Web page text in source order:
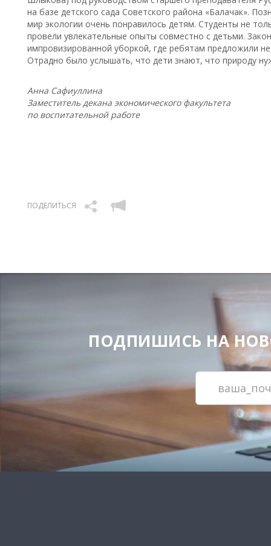
на базе детского сада Советского района «Балачак».
мир экологии очень понравилось детям. Студенты не
провели увлекательные опыты совместно с детьми.
импровизированной уборкой, где ребятам предложили
Отрадно было услышать, что дети знают, что природу
Анна Сафиуллина
Заместитель декана экономического факультета
по воспитательной работе
ПОДЕЛИТЬСЯ
ПОДПИШИСЬ НА